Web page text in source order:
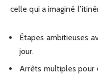
celle qui a imaginé
Étapes ambitieuses
jour.
Arrêts multiples pour